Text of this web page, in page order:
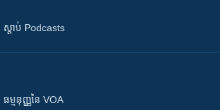
ស្តាប់ Podcasts
ធម្មនុញ្ញ​នៃ VOA